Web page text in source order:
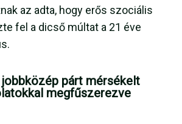
az adta, hogy erős szociális
fel a dicső múltat a 21 éve
jobbközép párt mérsékelt
megfűszerezve